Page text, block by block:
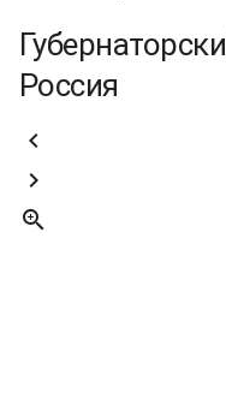
Россия


